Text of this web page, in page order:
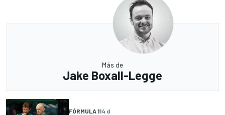
Más de
Jake Boxall-Legge
FÓRMULA 114 d